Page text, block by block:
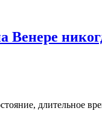
Венере
длительное